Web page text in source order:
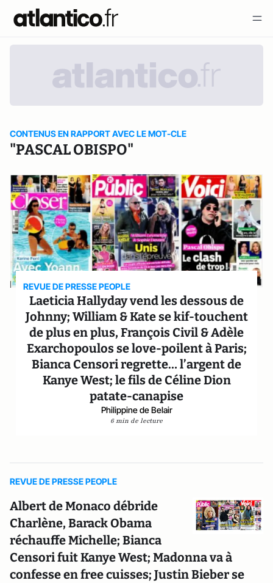
CONTENUS EN RAPPORT AVEC LE MOT-CLE
"PASCAL OBISPO"
REVUE DE PRESSE PEOPLE
Laeticia Hallyday vend les dessous de
Johnny; William & Kate se kif-touchent
de plus en plus, François Civil & Adèle
Exarchopoulos se love-poilent à Paris;
Bianca Censori regrette… l’argent de
Kanye West; le fils de Céline Dion
patate-canapise
Philippine de Belair
6 min de lecture
REVUE DE PRESSE PEOPLE
Albert de Monaco débride
Charlène, Barack Obama
réchauffe Michelle; Bianca
Censori fuit Kanye West; Madonna va à
confesse en free cuisses; Justin Bieber se